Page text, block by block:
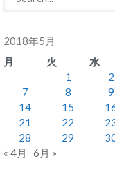
2018年5月
月
火 水
1
2
7
8 9
14
15
21
22
28
29
« 4月
6月 »